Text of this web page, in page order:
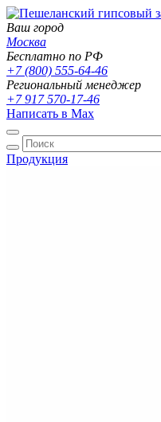
Ваш город
Москва
Бесплатно по РФ
+7 (800) 555-64-46
Региональный менеджер
+7 917 570-17-46
Написать в Max
Продукция